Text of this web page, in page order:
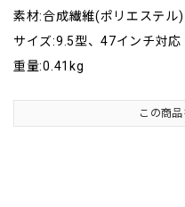
素材:合成繊維(ポリエステル)
サイズ:9.5型、47インチ対応
重量:0.41kg
この商